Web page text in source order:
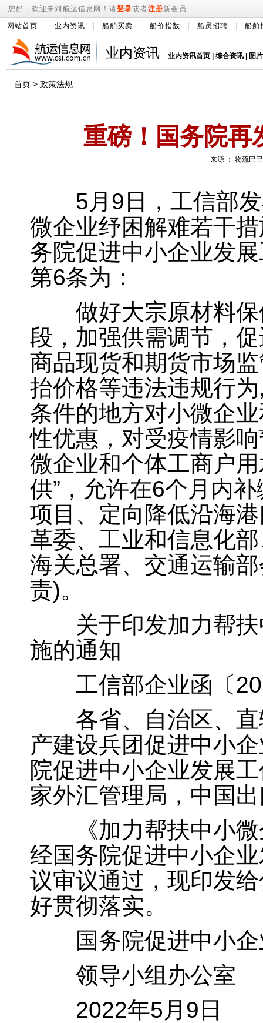
您好，欢迎来到航运信息网！请登录或者注册新会员
网站首页 业内资讯 船舶买卖 船价指数 船员招聘 船舶
业内资讯 业内资讯首页 综合资讯 图
首页 > 政策法规
重磅！国务院再
来源 ： 物流巴
5月9日，工信部发
微企业纾困解难若干
务院促进中小企业发
第6条为：
做好大宗原材料保
段，加强供需调节，
商品现货和期货市场
抬价格等违法违规行
条件的地方对小微企
性优惠，对受疫情影
微企业和个体工商户
供”，允许在6个月内
项目、定向降低沿海
革委、工业和信息化
海关总署、交通运输
责)。
关于印发加力帮扶
施的通知
工信部企业函〔
各省、自治区、直
产建设兵团促进中小
院促进中小企业发展
家外汇管理局，中国
《加力帮扶中小微
经国务院促进中小企
议审议通过，现印发
好贯彻落实。
国务院促进中小企
领导小组办公室
2022年5月9日